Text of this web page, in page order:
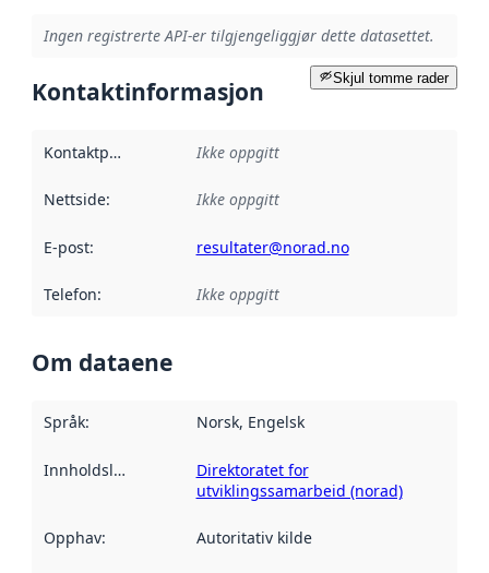
Ingen registrerte API-er tilgjengeliggjør dette datasettet.
Skjul tomme rader
Kontaktinformasjon
Kontaktpunkt Ikke oppgitt
Nettside: Ikke oppgitt
E-post: resultater@norad.no
Telefon: Ikke oppgitt
Om dataene
Språk: Norsk, Engelsk
Innholdsleverandører :
Direktoratet for
utviklingssamarbeid (norad)
Opphav: Autoritativ kilde